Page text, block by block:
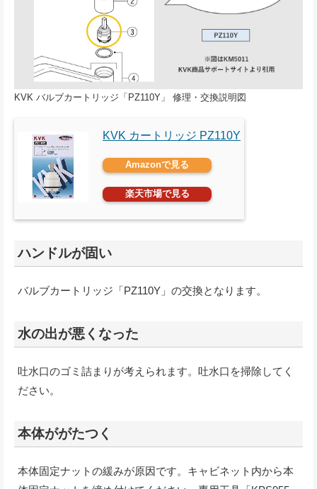
KVK バルブカートリッジ「PZ110Y」 修理・交換説明図
KVK カートリッジ PZ110Y
Amazonで見る
楽天市場で見る
ハンドルが固い
バルブカートリッジ「PZ110Y」の交換となります。
水の出が悪くなった
吐水口のゴミ詰まりが考えられます。吐水口を掃除してく
ださい。
本体ががたつく
本体固定ナットの緩みが原因です。キャビネット内から本